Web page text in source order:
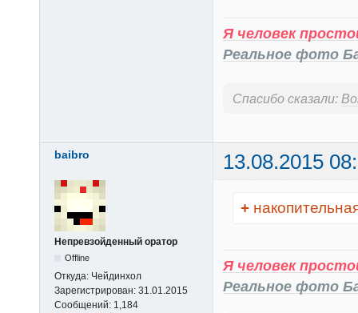
Я человек
Реальное фото
Спасибо сказали:
baibro 13.08.2015
Непревзойденный оратор
Offline
Откуда: Чейдинхол
Зарегистрирован: 31.01.2015
Сообщений: 1,184
+
Я человек
Реальное фото